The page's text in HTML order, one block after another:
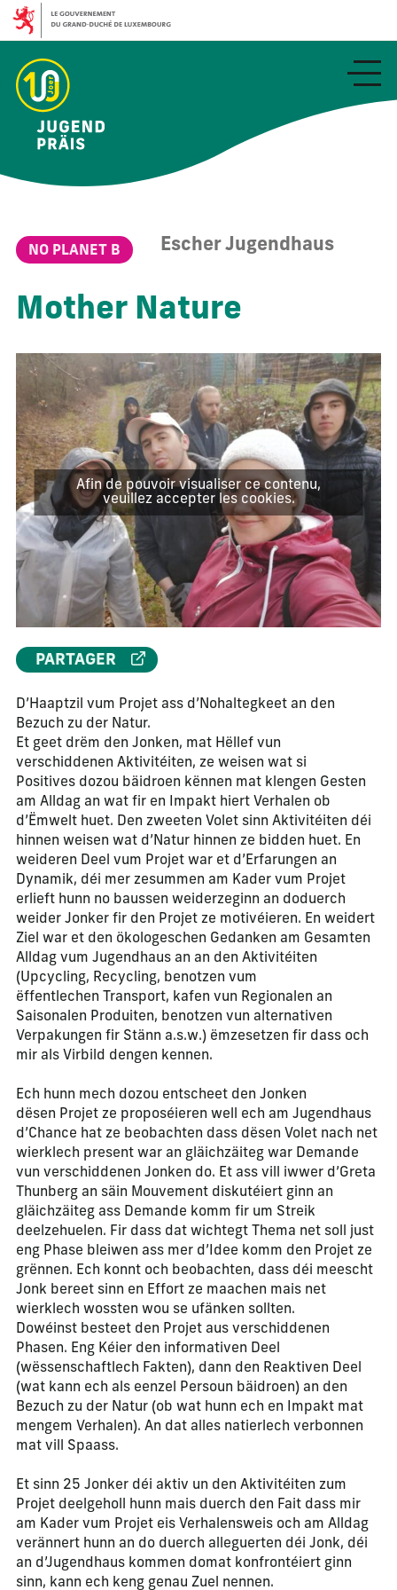
NO PLANET B Escher Jugendhaus
Mother Nature
Afin de pouvoir visualiser ce contenu,
veuillez accepter les cookies.
D’Haaptzil vum Projet ass d’Nohaltegkeet an den
Bezuch zu der Natur.
Et geet drëm den Jonken, mat Hëllef vun
verschiddenen Aktivitéiten, ze weisen wat si
Positives dozou bäidroen kënnen mat klengen Gesten
am Alldag an wat fir en Impakt hiert Verhalen ob
d’Ëmwelt huet. Den zweeten Volet sinn Aktivitéiten déi
hinnen weisen wat d’Natur hinnen ze bidden huet. En
weideren Deel vum Projet war et d’Erfarungen an
Dynamik, déi mer zesummen am Kader vum Projet
erlieft hunn no baussen weiderzeginn an doduerch
weider Jonker fir den Projet ze motivéieren. En weidert
Ziel war et den ökologeschen Gedanken am Gesamten
Alldag vum Jugendhaus an an den Aktivitéiten
(Upcycling, Recycling, benotzen vum
ëffentlechen Transport, kafen vun Regionalen an
Saisonalen Produiten, benotzen vun alternativen
Verpakungen fir Stänn a.s.w.) ëmzesetzen fir dass och
mir als Virbild dengen kennen.
Ech hunn mech dozou entscheet den Jonken
dësen Projet ze proposéieren well ech am Jugendhaus
d’Chance hat ze beobachten dass dësen Volet nach net
wierklech present war an gläichzäiteg war Demande
vun verschiddenen Jonken do. Et ass vill iwwer d’Greta
Thunberg an säin Mouvement diskutéiert ginn an
gläichzäiteg ass Demande komm fir um Streik
deelzehuelen. Fir dass dat wichtegt Thema net soll just
eng Phase bleiwen ass mer d’Idee komm den Projet ze
grënnen. Ech konnt och beobachten, dass déi meescht
Jonk bereet sinn en Effort ze maachen mais net
wierklech wossten wou se ufänken sollten.
Dowéinst besteet den Projet aus verschiddenen
Phasen. Eng Kéier den informativen Deel
(wëssenschaftlech Fakten), dann den Reaktiven Deel
(wat kann ech als eenzel Persoun bäidroen) an den
Bezuch zu der Natur (ob wat hunn ech en Impakt mat
mengem Verhalen). An dat alles natierlech verbonnen
mat vill Spaass.
Et sinn 25 Jonker déi aktiv un den Aktivitéiten zum
Projet deelgeholl hunn mais duerch den Fait dass mir
am Kader vum Projet eis Verhalensweis och am Alldag
verännert hunn an do duerch alleguerten déi Jonk, déi
an d’Jugendhaus kommen domat konfrontéiert ginn
sinn, kann ech keng genau Zuel nennen.
PARTAGER